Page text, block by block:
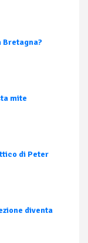
Bretagna?
mite
di Peter
diventa